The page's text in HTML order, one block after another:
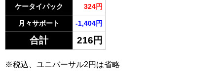
ケータイパック 324円
月々サポート -1,404円
合計 216円
※税込、ユニバーサル2円は省略